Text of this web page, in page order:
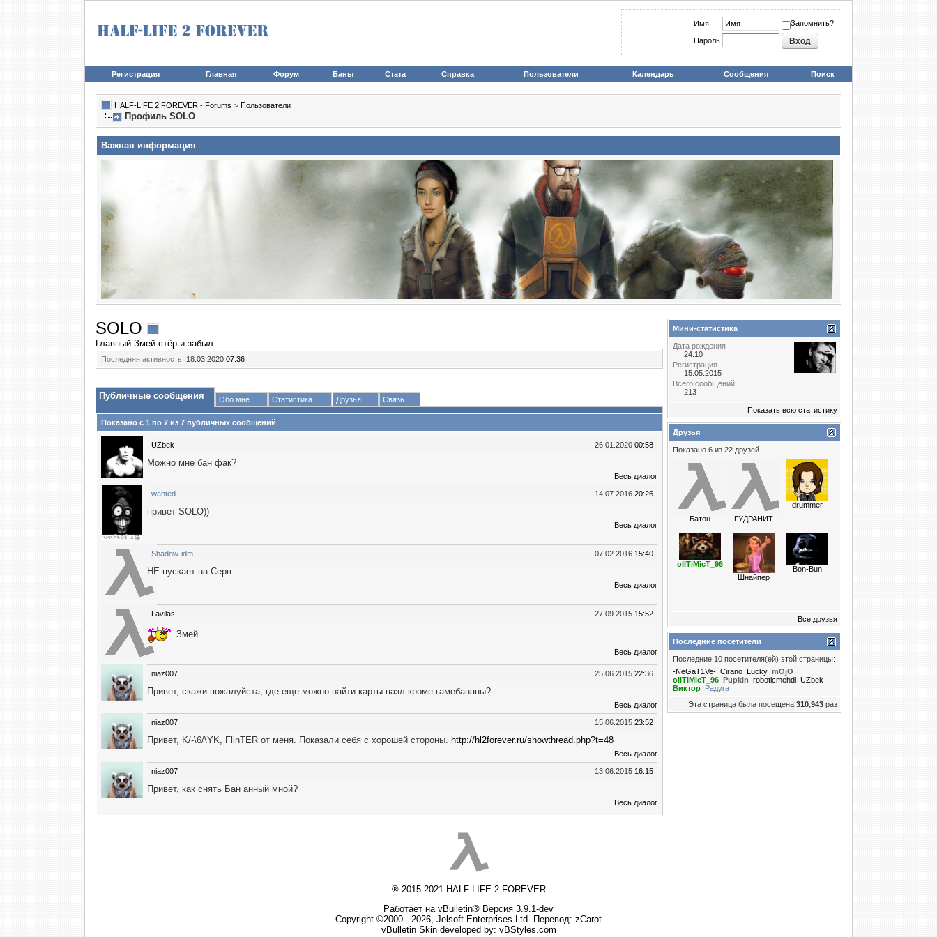
Имя Запомнить?
Пароль
Регистрация Главная Форум Баны Стата Справка Пользователи Календарь Сообщения Поиск
HALF-LIFE 2 FOREVER - Forums > Пользователи
Профиль SOLO
Важная информация
SOLO
Главный Змей стёр и забыл
Последняя активность: 18.03.2020 07:36
Публичные сообщения Обо мне Статистика Друзья Связь
Показано с 1 по 7 из 7 публичных сообщений
26.01.2020 00:58
UZbek
Можно мне бан фак?
Весь диалог
14.07.2016 20:26
wanted
привет SOLO))
Весь диалог
07.02.2016 15:40
Shadow-idm
НЕ пускает на Серв
Весь диалог
27.09.2015 15:52
Lavilas
Змей
Весь диалог
25.06.2015 22:36
niaz007
Привет, скажи пожалуйста, где еще можно найти карты пазл кроме гамебананы?
Весь диалог
15.06.2015 23:52
niaz007
Привет, K/-\6/\YK, FlinTER от меня. Показали себя с хорошей стороны. http://hl2forever.ru/showthread.php?t=48
Весь диалог
13.06.2015 16:15
niaz007
Привет, как снять Бан анный мной?
Весь диалог
Мини-статистика
Дата рождения
24.10
Регистрация
15.05.2015
Всего сообщений
213
Показать всю статистику
Друзья
Показано 6 из 22 друзей
Батон ГУДРАНИТ
drummer
oIITiMicT_96
Шнайпер
Bon-Bun
Все друзья
Последние посетители
Последние 10 посетителя(ей) этой страницы:
-NeGaT1Ve- Cirano Lucky mOjO
oIITiMicT_96 Puрkin roboticmehdi UZbek
Виктор Радуга
Эта страница была посещена 310,943 раз
® 2015-2021 HALF-LIFE 2 FOREVER
Работает на vBulletin® Версия 3.9.1-dev
Copyright ©2000 - 2026, Jelsoft Enterprises Ltd. Перевод: zCarot
vBulletin Skin developed by: vBStyles.com